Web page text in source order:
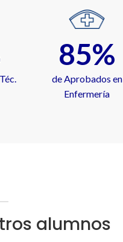
85%
de Aprobados en
Enfermería
alumnos